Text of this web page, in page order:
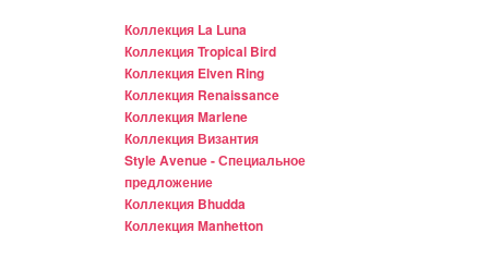
Коллекция La Luna
Коллекция Tropical Bird
Коллекция Elven Ring
Коллекция Renaissance
Коллекция Marlene
Коллекция Византия
Style Avenue - Специальное
предложение
Коллекция Bhudda
Коллекция Manhetton